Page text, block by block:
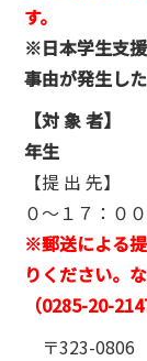
す。
※日本学生支援
事由が発生し
【対 象 者】
年生
【提 出 先】
０～１７：０
※郵送による
りください。
（0285-20-
〒323-0806